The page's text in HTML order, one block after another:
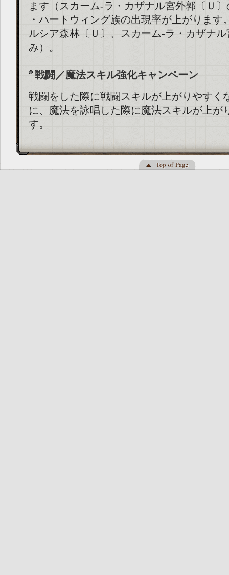
ます（スカーム-ラ・カザナル宮外郭〔Ｕ
・ハートウィング族の出現率が上がります
ルシア森林〔Ｕ〕、スカーム-ラ・カザナ
み）。
戦闘／魔法スキル強化キャンペーン
戦闘をした際に戦闘スキルが上がりやすく
に、魔法を詠唱した際に魔法スキルが上が
す。